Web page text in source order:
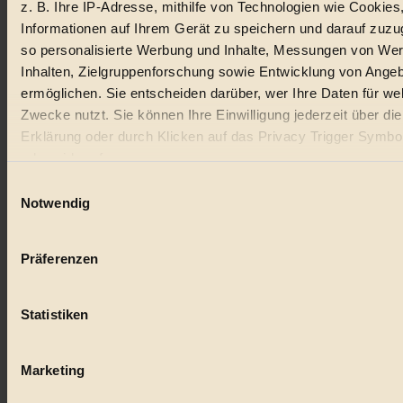
z. B. Ihre IP-Adresse, mithilfe von Technologien wie
Informationen auf Ihrem Gerät zu speichern und darauf
so personalisierte Werbung und Inhalte, Messungen von
Inhalten, Zielgruppenforschung sowie Entwicklung von
ermöglichen. Sie entscheiden darüber, wer Ihre Daten für
Zwecke nutzt. Sie können Ihre Einwilligung jederzeit über
Erklärung oder durch Klicken auf das Privacy Trigger
oder widerrufen
Wenn Sie es erlauben, würden wir auch gerne:
Ihr Gerät durch aktives Scannen nach bestimmten
Erfahren Sie mehr darüber, wie Ihre persönlichen Daten
Notwendig
Präferenzen
Statistiken
Marketing
Lebensmittel
nachhaltig